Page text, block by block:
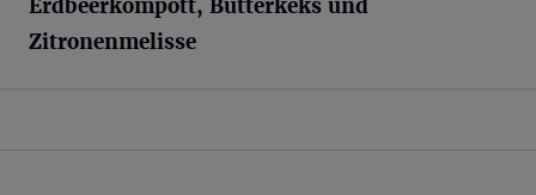
Erdbeerkompott, Butterkeks und
Zitronenmelisse